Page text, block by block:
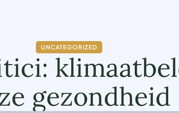
UNCATEGORIZED
gezondheid